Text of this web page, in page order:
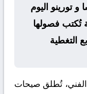
تورينو اليوم
تُكتب فصولها
التغطية
الفني، تُطلق صيحات